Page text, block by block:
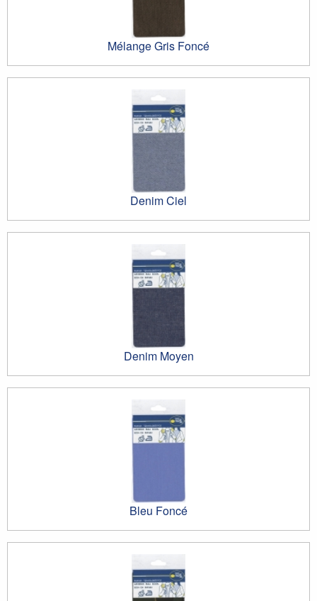
Mélange Gris Foncé
Denim Ciel
Denim Moyen
Bleu Foncé